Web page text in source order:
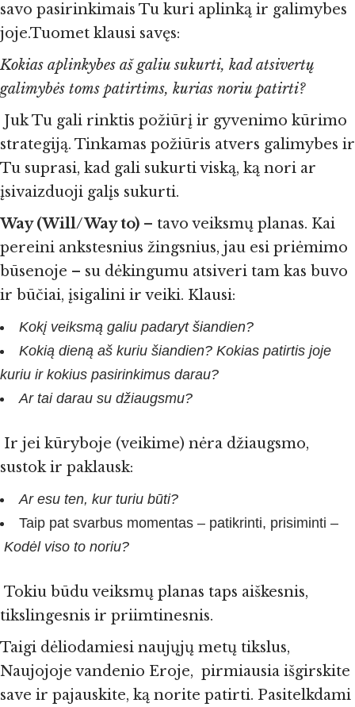
savo pasirinkimais Tu kuri aplinką ir galimybes
joje.Tuomet klausi savęs:
Kokias aplinkybes aš galiu sukurti, kad atsivertų
galimybės toms patirtims, kurias noriu patirti?
Juk Tu gali rinktis požiūrį ir gyvenimo kūrimo
strategiją. Tinkamas požiūris atvers galimybes ir
Tu suprasi, kad gali sukurti viską, ką nori ar
įsivaizduoji galįs sukurti.
Way (Will/Way to) – tavo veiksmų planas. Kai
pereini ankstesnius žingsnius, jau esi priėmimo
būsenoje – su dėkingumu atsiveri tam kas buvo
ir būčiai, įsigalini ir veiki. Klausi:
Kokį veiksmą galiu padaryt šiandien?
Kokią dieną aš kuriu šiandien? Kokias patirtis joje
kuriu ir kokius pasirinkimus darau?
Ar tai darau su džiaugsmu?
Ir jei kūryboje (veikime) nėra džiaugsmo,
sustok ir paklausk:
Ar esu ten, kur turiu būti?
Taip pat svarbus momentas – patikrinti, prisiminti –
Kodėl viso to noriu?
Tokiu būdu veiksmų planas taps aiškesnis,
tikslingesnis ir priimtinesnis.
Taigi dėliodamiesi naujųjų metų tikslus,
Naujojoje vandenio Eroje, pirmiausia išgirskite
save ir pajauskite, ką norite patirti. Pasitelkdami